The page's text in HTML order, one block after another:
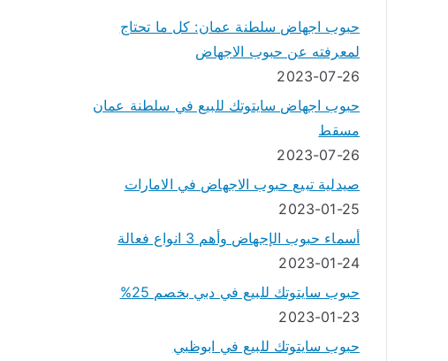
حبوب اجهاض سلطنة عمان: كل ما تحتاج
لمعرفته عن حبوب الاجهاض
2023-07-26
حبوب اجهاض سايتوتك للبيع في سلطنة عمان
مسقط
2023-07-26
صيدلية تبيع حبوب الاجهاض في الامارات
2023-01-25
أسماء حبوب الإجهاض وأهم 3 انواع فعالة
2023-01-24
حبوب سايتوتك للبيع في دبي بخصم 25%
2023-01-23
حبوب سايتوتك للبيع في ابوظبي